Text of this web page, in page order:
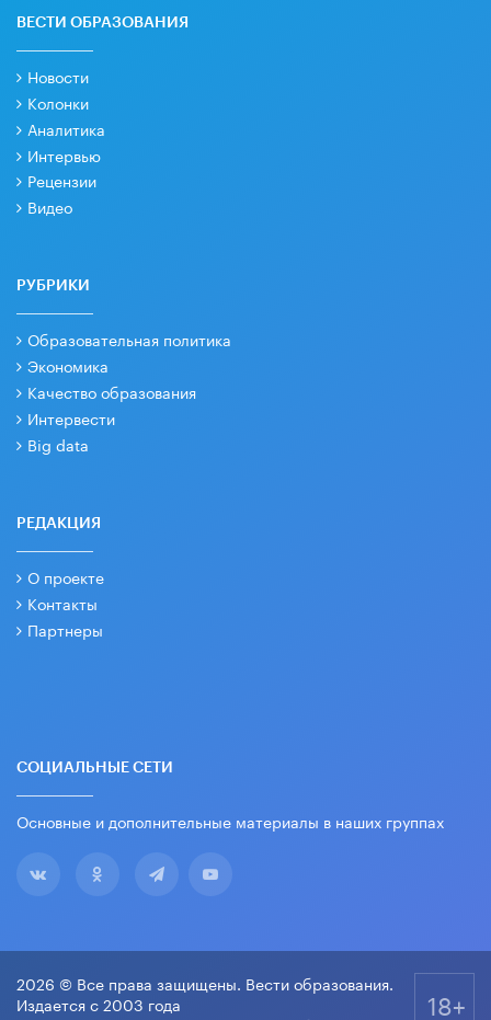
ВЕСТИ ОБРАЗОВАНИЯ
Новости
Колонки
Аналитика
Интервью
Рецензии
Видео
РУБРИКИ
Образовательная политика
Экономика
Качество образования
Интервести
Big data
РЕДАКЦИЯ
О проекте
Контакты
Партнеры
СОЦИАЛЬНЫЕ СЕТИ
Основные и дополнительные материалы в наших группах
2026 © Все права защищены. Вести образования.
Издается с 2003 года
18+